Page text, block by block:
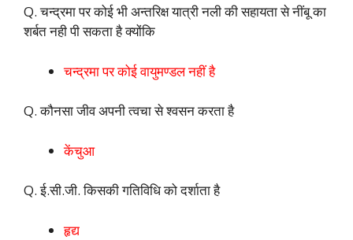
Q. चन्द्रमा पर कोई भी अन्तरिक्ष यात्री नली की सहायता से नींबू का
शर्बत नही पी सकता है क्योंकि
चन्द्रमा पर कोई वायुमण्डल नहीं है
Q. कौनसा जीव अपनी त्वचा से श्वसन करता है
केंचुआ
Q. ई.सी.जी. किसकी गतिविधि को दर्शाता है
हृद्य